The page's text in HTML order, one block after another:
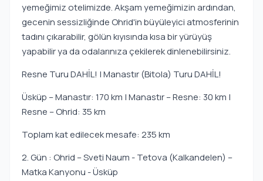
yemeğimiz otelimizde. Akşam yemeğimizin ardından,
gecenin sessizliğinde Ohrid'in büyüleyici atmosferinin
tadını çıkarabilir, gölün kıyısında kısa bir yürüyüş
yapabilir ya da odalarınıza çekilerek dinlenebilirsiniz.
Resne Turu DAHİL! | Manastır (Bitola) Turu DAHİL!
Üsküp – Manastır: 170 km | Manastır – Resne: 30 km |
Resne – Ohrid: 35 km
Toplam kat edilecek mesafe: 235 km
2. Gün : Ohrid – Sveti Naum - Tetova (Kalkandelen) –
Matka Kanyonu - Üsküp